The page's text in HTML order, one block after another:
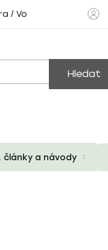
/ Volné pozice
Hledat
články a návody